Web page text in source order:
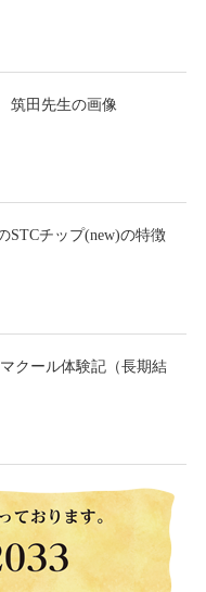
筑田先生の画像
STCチップ(new)の特徴
クール体験記（長期結